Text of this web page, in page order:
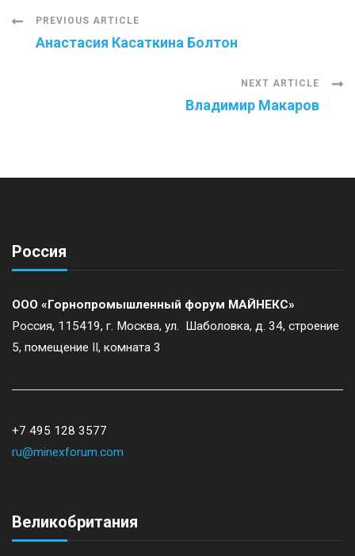
Post
PREVIOUS ARTICLE
Анастасия Касаткина Болтон
NEXT ARTICLE
Владимир Макаров
Россия
ООО «Горнопромышленный форум МАЙНЕКС»
Россия, 115419, г. Москва, ул. Шаболовка, д. 34, строение
5, помещение II, комната 3
+7 495 128 3577
ru@minexforum.com
Великобритания